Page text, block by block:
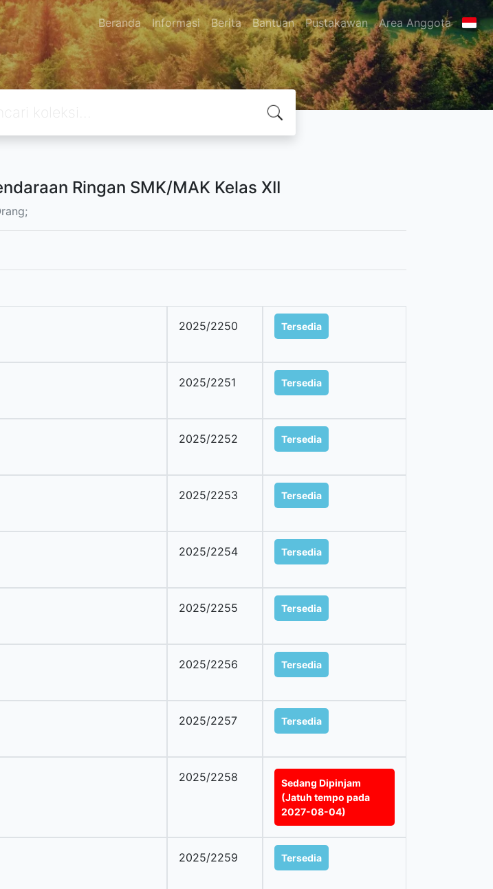
Beranda Informasi Berita Bantuan Pustakawan Area Anggota
Ringan SMK/MAK Kelas XII
2025/2250 Tersedia
2025/2251 Tersedia
2025/2252 Tersedia
2025/2253 Tersedia
2025/2254 Tersedia
2025/2255 Tersedia
2025/2256 Tersedia
2025/2257 Tersedia
2025/2258
Sedang Dipinjam
(Jatuh tempo pada
2027-08-04)
2025/2259 Tersedia